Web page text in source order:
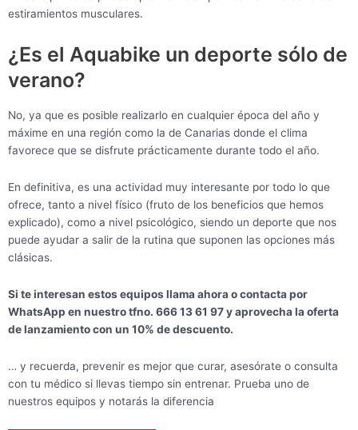
estiramientos musculares.
¿Es el Aquabike un deporte sólo de
verano?
No, ya que es posible realizarlo en cualquier época del año y
máxime en una región como la de Canarias donde el clima
favorece que se disfrute prácticamente durante todo el año.
En definitiva, es una actividad muy interesante por todo lo que
ofrece, tanto a nivel físico (fruto de los beneficios que hemos
explicado), como a nivel psicológico, siendo un deporte que nos
puede ayudar a salir de la rutina que suponen las opciones más
clásicas.
Si te interesan estos equipos llama ahora o contacta por
WhatsApp en nuestro tfno. 666 13 61 97 y aprovecha la oferta
de lanzamiento con un 10% de descuento.
… y recuerda, prevenir es mejor que curar, asesórate o consulta
con tu médico si llevas tiempo sin entrenar. Prueba uno de
nuestros equipos y notarás la diferencia